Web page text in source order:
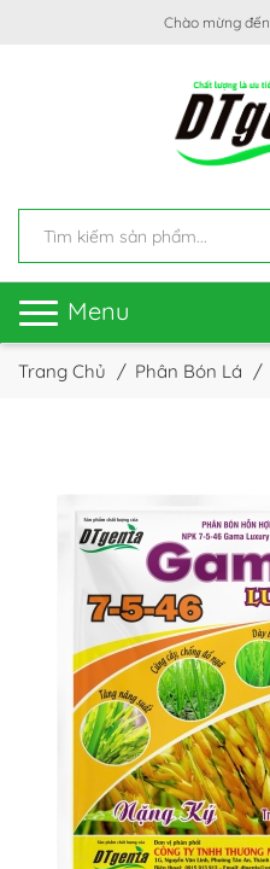
Chào mừng đến
Menu
Trang Chủ Phân Bón Lá